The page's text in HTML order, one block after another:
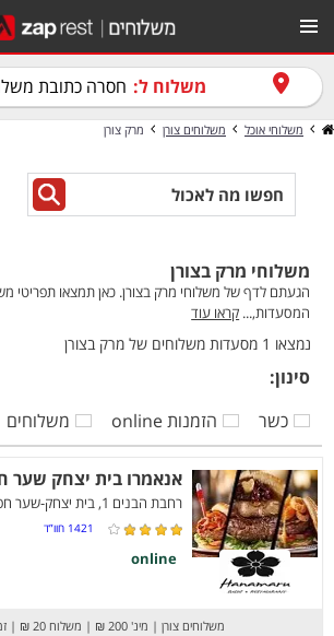
משלוח ל: חסרה כתובת
משלוחי אוכל משלוחים צורן מרק צורן
משלוחי מרק בצורן
הגעתם לדף של משלוחי מרק בצורן. כאן תמצאו תפריטי
המסעדות,... קראו עוד
נמצאו 1 מסעדות משלוחים של מרק בצורן
סינון:
כשר
הזמנות online משלוחים
אנאמרו בית יצחק שער
רחבת הבנים 1, בית יצחק-שער חפר
1421 חוו”ד
online
משלוחים צורן | מינ' 200 ₪ | משלוח 20 ₪ |